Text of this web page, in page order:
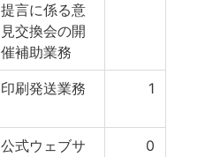
提言に係る意
見交換会の開
催補助業務
印刷発送業務 1
公式ウェブサ
0